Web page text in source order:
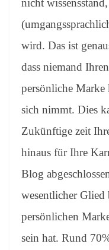
nicht
wird. Das ist
dass niemand
persönliche
sich nimmt. Dies
Zukünftige zeit
hinaus für Ihre
Blog
wesentlicher
persönlichen
sein hat. Rund